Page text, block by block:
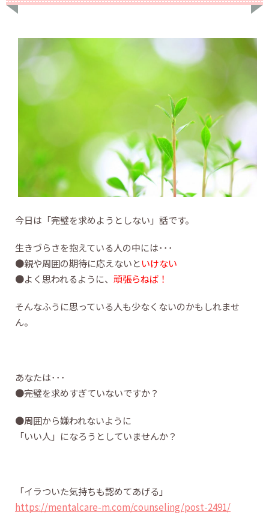
今日は「完璧を求めようとしない」話です。
生きづらさを抱えている人の中には･･･
●親や周囲の期待に応えないといけない
●よく思われるように、 頑張らねば！
そんなふうに思っている人も少なくないのかもしれませ
ん。
あなたは･･･
●完璧を求めすぎていないですか？
●周囲から嫌われないように
「いい人」になろうとしていませんか？
「イラついた気持ちも認めてあげる」
https://mentalcare-m.com/counseling/post-2491/